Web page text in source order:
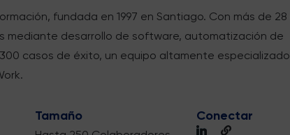
fundada en 1997 en Santiago. Con más de
mediante desarrollo de software, automatización de
casos de éxito, un equipo altamente
Tamaño Conectar